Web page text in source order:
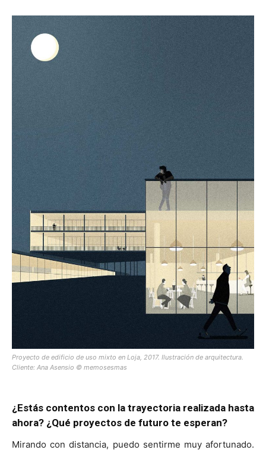
Proyecto de edificio de uso mixto en Loja, 2017. Ilustración de arquitectura.
Cliente: Ana Asensio © memosesmas
¿Estás contentos con la trayectoria realizada hasta
ahora? ¿Qué proyectos de futuro te esperan?
Mirando con distancia, puedo sentirme muy afortunado.